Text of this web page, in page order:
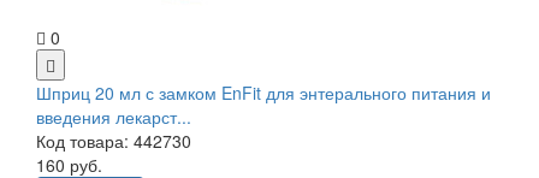
0
Шприц 20 мл с замком EnFit для энтерального питания и
введения лекарст...
Код товара: 442730
160 руб.